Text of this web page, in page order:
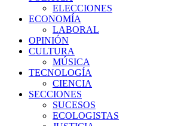
ELECCIONES
ECONOMÍA
LABORAL
OPINIÓN
CULTURA
MÚSICA
TECNOLOGÍA
CIENCIA
SECCIONES
SUCESOS
ECOLOGISTAS